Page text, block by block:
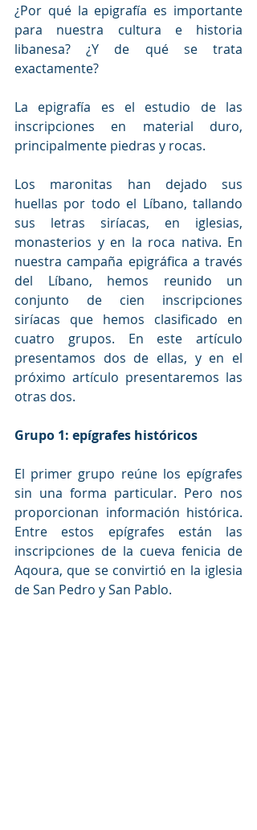
¿Por qué la epigrafía es importante
para nuestra cultura e historia
libanesa? ¿Y de qué se trata
exactamente?
La epigrafía es el estudio de las
inscripciones en material duro,
principalmente piedras y rocas.
Los maronitas han dejado sus
huellas por todo el Líbano, tallando
sus letras siríacas, en iglesias,
monasterios y en la roca nativa. En
nuestra campaña epigráfica a través
del Líbano, hemos reunido un
conjunto de cien inscripciones
siríacas que hemos clasificado en
cuatro grupos. En este artículo
presentamos dos de ellas, y en el
próximo artículo presentaremos las
otras dos.
Grupo 1: epígrafes históricos
El primer grupo reúne los epígrafes
sin una forma particular. Pero nos
proporcionan información histórica.
Entre estos epígrafes están las
inscripciones de la cueva fenicia de
Aqoura, que se convirtió en la iglesia
de San Pedro y San Pablo.